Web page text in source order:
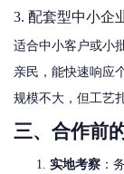
3. 配套型中小企
适合中小客户或小
亲民，能快速响应
规模不大，但工艺
三、合作前
实地考察 ：